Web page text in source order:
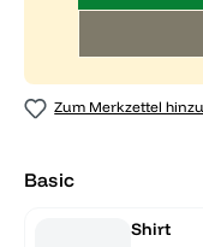
Zum Merkzettel
Basic
Shirt